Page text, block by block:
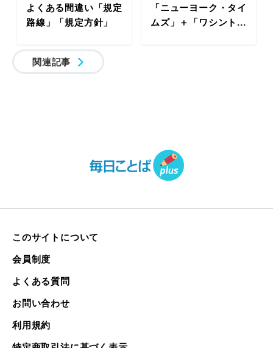
よくある間違い「規定
路線」「規定方針」
「ニューヨーク・タイ
ムズ」＋「ワシント...
関連記事
このサイトについて
会員制度
よくある質問
お問い合わせ
利用規約